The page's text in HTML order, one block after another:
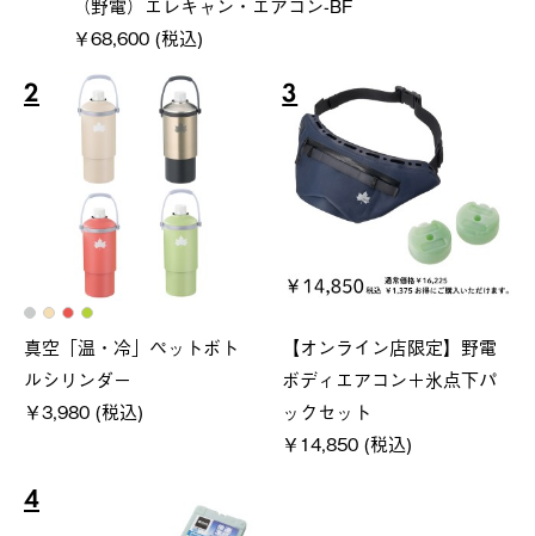
￥68,600 (税込)
2
真空「温・冷」ペットボト
ルシリンダー
￥3,980 (税込)
3
【オンライン店限定】野電
ボディエアコン＋氷点下パ
ックセット
￥14,850 (税込)
4